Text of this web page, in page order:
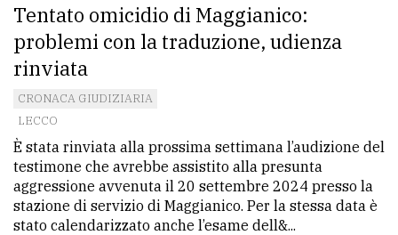
comune
Ricerca
avanzata
ALTRE
TESTATE
Tentato omicidio di Maggianico:
problemi con la traduzione, udienza
rinviata
CRONACA GIUDIZIARIA
LECCO
È stata rinviata alla prossima settimana l’audizione del
testimone che avrebbe assistito alla presunta
aggressione avvenuta il 20 settembre 2024 presso la
stazione di servizio di Maggianico. Per la stessa data è
stato calendarizzato anche l’esame dell&...